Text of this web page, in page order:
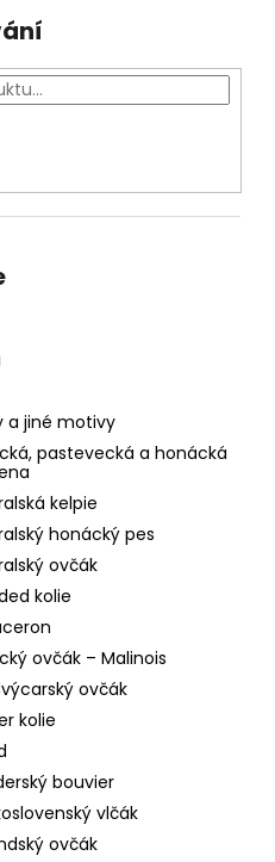
a jiné motivy
pastevecká a honácká
kelpie
honácký pes
ovčák
kolie
ovčák – Malinois
ovčák
kolie
bouvier
vlčák
ovčák